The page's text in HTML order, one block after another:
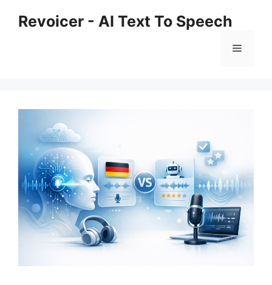
Revoicer - AI Text To Speech
Menu